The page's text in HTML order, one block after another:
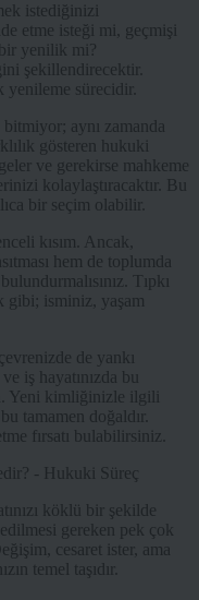
istediğinizi
etme isteği mi, geçmişi
yenilik mi?
şekillendirecektir.
sürecidir.
aynı zamanda
gösteren hukuki
ve gerekirse mahkeme
kolaylaştıracaktır. Bu
bir seçim olabilir.
kısım. Ancak,
hem de toplumda
Tıpkı
gibi; isminiz, yaşam
de yankı
iş hayatınızda bu
Yeni kimliğinizle ilgili
tamamen doğaldır.
fırsatı bulabilirsiniz.
köklü bir şekilde
gereken pek çok
cesaret ister, ama
temel taşıdır.